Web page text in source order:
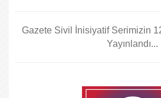
Gazete Sivil İnisiyatif Serimizin
Yayınlandı...